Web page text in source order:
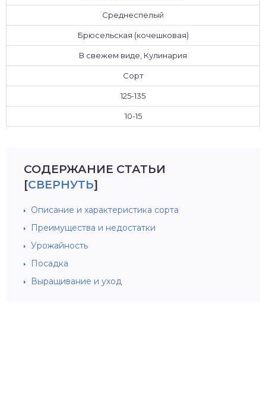
Среднеспелый
Брюсельская (кочешковая)
В свежем виде, Кулинария
Сорт
125-135
10-15
СОДЕРЖАНИЕ СТАТЬИ
[СВЕРНУТЬ]
Описание и характеристика сорта
Преимущества и недостатки
Урожайность
Посадка
Выращивание и уход